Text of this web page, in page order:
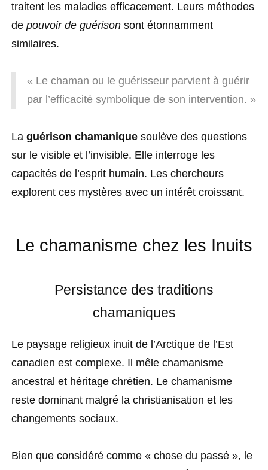
traitent les maladies efficacement. Leurs méthodes
de pouvoir de guérison sont étonnamment
similaires.
« Le chaman ou le guérisseur parvient à guérir
par l’efficacité symbolique de son intervention. »
La guérison chamanique soulève des questions
sur le visible et l’invisible. Elle interroge les
capacités de l’esprit humain. Les chercheurs
explorent ces mystères avec un intérêt croissant.
Le chamanisme chez les Inuits
Persistance des traditions
chamaniques
Le paysage religieux inuit de l’Arctique de l’Est
canadien est complexe. Il mêle chamanisme
ancestral et héritage chrétien. Le chamanisme
reste dominant malgré la christianisation et les
changements sociaux.
Bien que considéré comme « chose du passé », le